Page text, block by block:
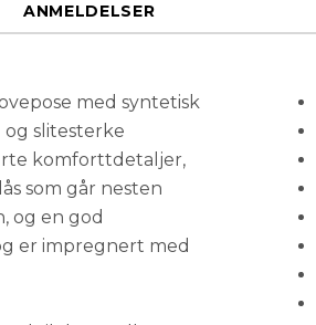
ANMELDELSER
med syntetisk
og slitesterke
komforttdetaljer,
som går nesten
og en god
er impregnert med